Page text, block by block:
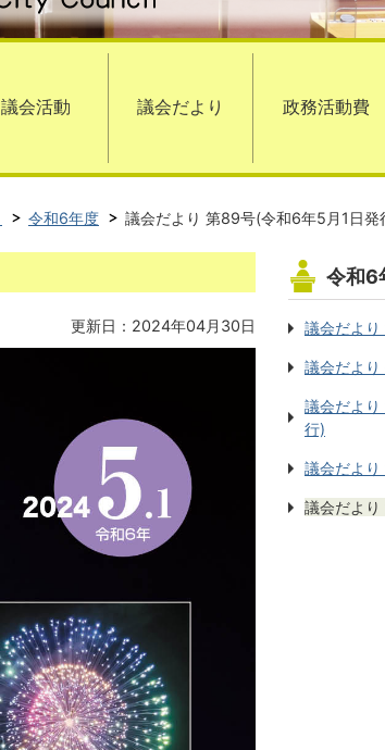
議会活動 議会だより 政務活動費
令和6年度 議会だより 第89号(令和6年5月1日発
更新日：2024年04月30日
令和6
議会だよ
議会だよ
議会だより
行)
議会だよ
議会だよ